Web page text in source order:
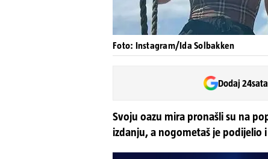
Foto: Instagram/Ida Solbakken
Dodaj
Svoju oazu mira pronašli su na
izdanju, a nogometaš je podijelio